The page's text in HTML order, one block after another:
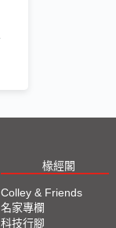
椽經閣
Colley & Friends
名家專欄
科技行腳